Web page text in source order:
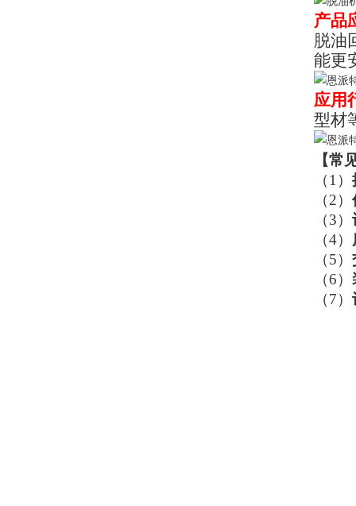
产品
脱油
能更
应用
型材
【常
（1）
（2）
（3）
（4）
（5）
（6）
（7）